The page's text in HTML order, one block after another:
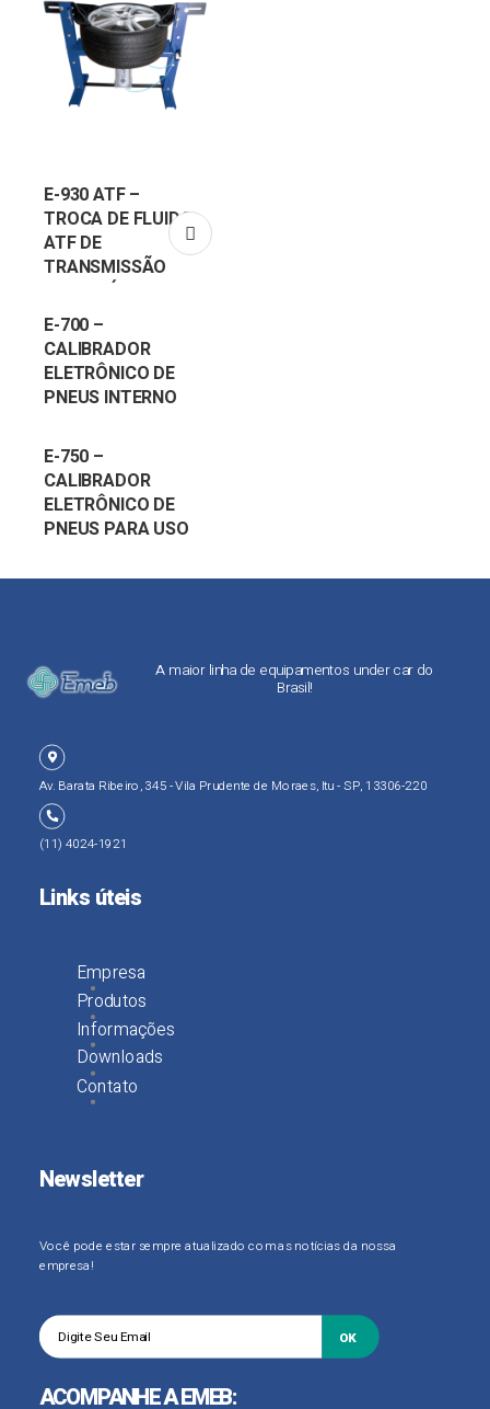
E-930 ATF –
TROCA DE FLUIDO
ATF DE
TRANSMISSÃO
AUTOMÁTICA
E-700 –
CALIBRADOR
ELETRÔNICO DE
PNEUS INTERNO
E-750 –
CALIBRADOR
ELETRÔNICO DE
PNEUS PARA USO
A maior linha de equipamentos under car do
Brasil!
Av. Barata Ribeiro, 345 - Vila Prudente de Moraes, Itu - SP, 13306-220
(11) 4024-1921
Links úteis
Empresa
Produtos
Informações
Downloads
Contato
Newsletter
Você pode estar sempre atualizado com as notícias da nossa
empresa!
OK
ACOMPANHE A EMEB: